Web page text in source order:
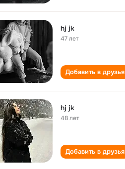
hj jk
47 лет
Добавить в друзья
hj jk
48 лет
Добавить в друзья